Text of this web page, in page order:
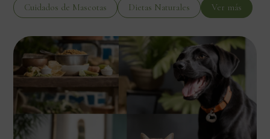
Cuidados de Mascotas
Dietas Naturales Ver más